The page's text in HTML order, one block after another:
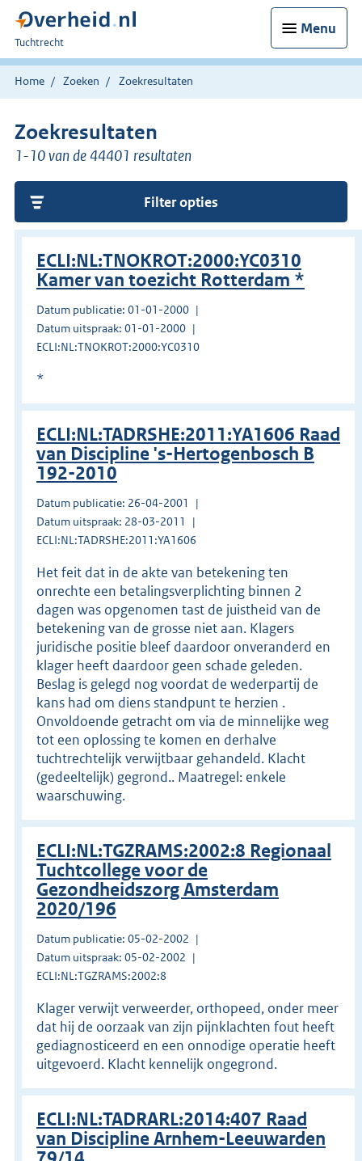
Menu
U
bent
hier:
Tuchtrecht
Home Zoeken Zoekresultaten
Zoekresultaten
1-10 van de 44401 resultaten
Filter opties
ECLI:NL:TNOKROT:2000:YC0310
Kamer van toezicht Rotterdam *
Datum publicatie: 01-01-2000
Datum uitspraak: 01-01-2000
ECLI:NL:TNOKROT:2000:YC0310
*
ECLI:NL:TADRSHE:2011:YA1606 Raad
van Discipline 's-Hertogenbosch B
192-2010
Datum publicatie: 26-04-2001
Datum uitspraak: 28-03-2011
ECLI:NL:TADRSHE:2011:YA1606
Het feit dat in de akte van betekening ten
onrechte een betalingsverplichting binnen 2
dagen was opgenomen tast de juistheid van de
betekening van de grosse niet aan. Klagers
juridische positie bleef daardoor onveranderd en
klager heeft daardoor geen schade geleden.
Beslag is gelegd nog voordat de wederpartij de
kans had om diens standpunt te herzien .
Onvoldoende getracht om via de minnelijke weg
tot een oplossing te komen en derhalve
tuchtrechtelijk verwijtbaar gehandeld. Klacht
(gedeeltelijk) gegrond.. Maatregel: enkele
waarschuwing.
ECLI:NL:TGZRAMS:2002:8 Regionaal
Tuchtcollege voor de
Gezondheidszorg Amsterdam
2020/196
Datum publicatie: 05-02-2002
Datum uitspraak: 05-02-2002
ECLI:NL:TGZRAMS:2002:8
Klager verwijt verweerder, orthopeed, onder meer
dat hij de oorzaak van zijn pijnklachten fout heeft
gediagnosticeerd en een onnodige operatie heeft
uitgevoerd. Klacht kennelijk ongegrond.
ECLI:NL:TADRARL:2014:407 Raad
van Discipline Arnhem-Leeuwarden